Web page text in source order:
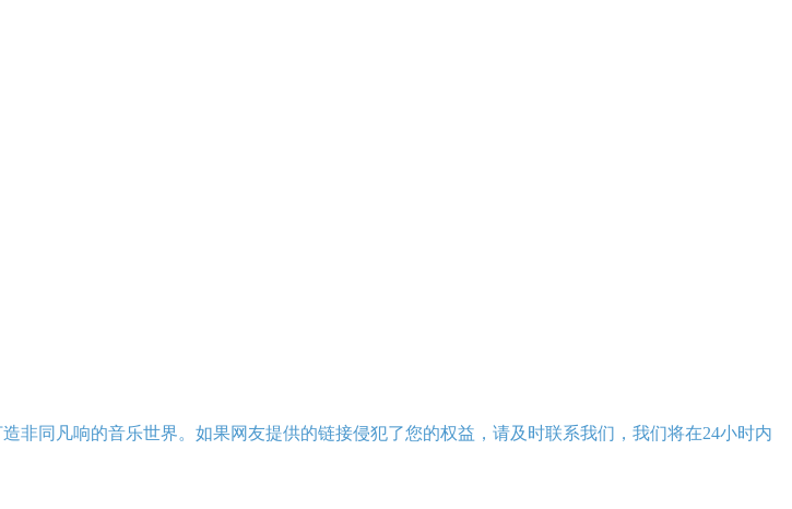
非同凡响的音乐世界。如果网友提供的链接侵犯了您的权益，请及时联系我们，我们将在24小时内